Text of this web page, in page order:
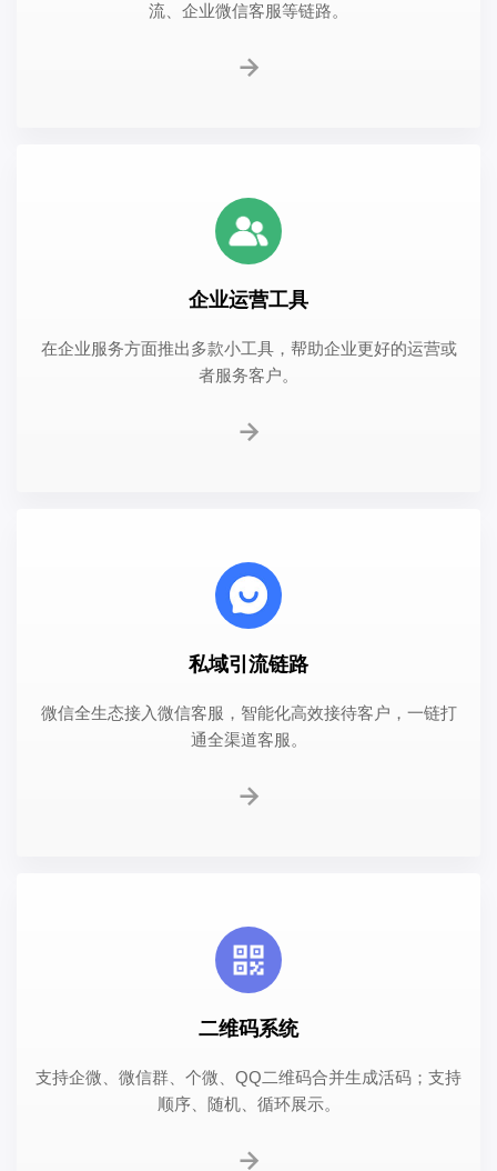
计/ 永久有效二维码。
公众号渠道二维码/聚合回复/模板消息推送/定时推送/自动回复。
查看更多产品列表
流、企业微信客服等链路。
企业运营工具
在企业服务方面推出多款小工具，帮助企业更好的运营或
者服务客户。
私域引流链路
微信全生态接入微信客服，智能化高效接待客户，一链打
通全渠道客服。
二维码系统
支持企微、微信群、个微、QQ二维码合并生成活码；支持
顺序、随机、循环展示。